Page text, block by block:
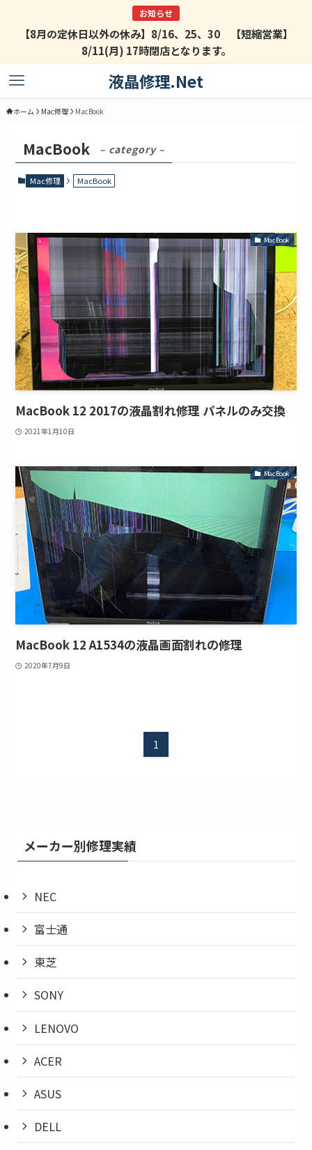
【8月の定休日以外の休み】8/16、25、30 【短縮営業】
8/11(月) 17時閉店となります。
液晶修理.Net
ホーム Mac修理 MacBook
MacBook – category –
Mac修理 MacBook
MacBook
MacBook 12 2017の液晶割れ修理 パネルのみ交換
2021年1月10日
MacBook
MacBook 12 A1534の液晶画面割れの修理
2020年7月9日
1
メーカー別修理実績
NEC
富士通
東芝
SONY
LENOVO
ACER
ASUS
DELL